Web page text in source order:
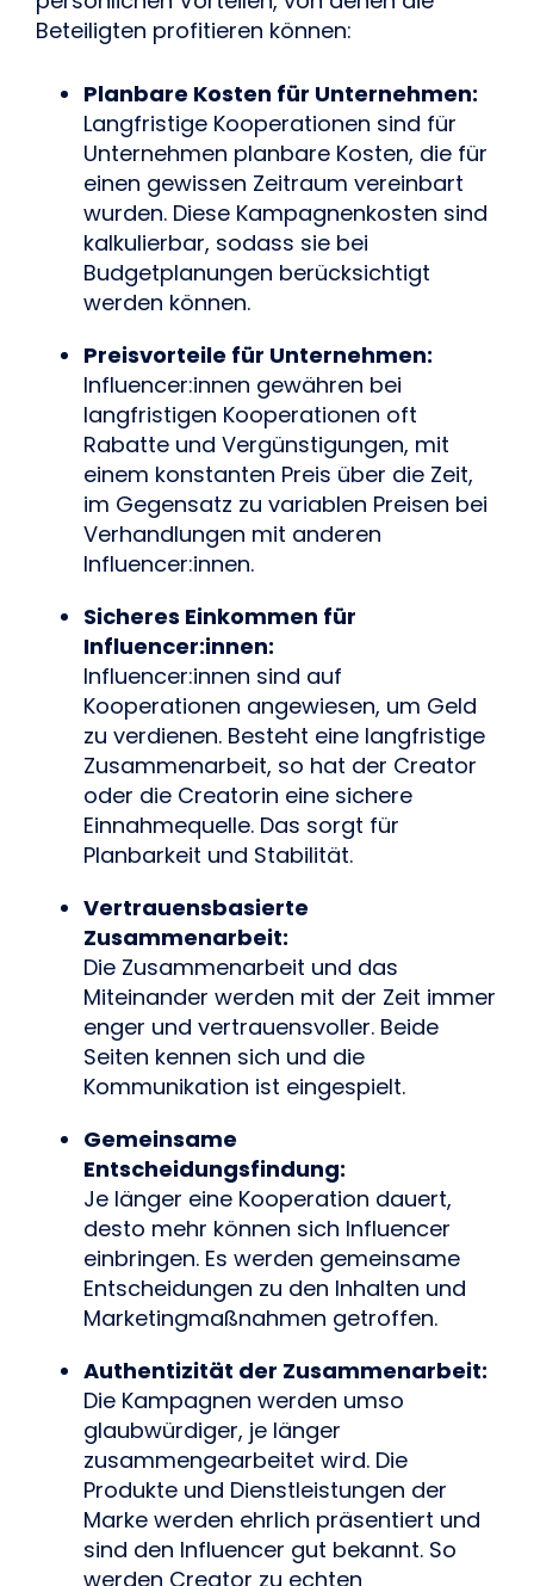
Beteiligten profitieren können:
Planbare Kosten für Unternehmen:
Langfristige Kooperationen sind für
Unternehmen planbare Kosten, die für
einen gewissen Zeitraum vereinbart
wurden. Diese Kampagnenkosten sind
kalkulierbar, sodass sie bei
Budgetplanungen berücksichtigt
werden können.
Preisvorteile für Unternehmen:
Influencer:innen gewähren bei
langfristigen Kooperationen oft
Rabatte und Vergünstigungen, mit
einem konstanten Preis über die Zeit,
im Gegensatz zu variablen Preisen bei
Verhandlungen mit anderen
Influencer:innen.
Sicheres Einkommen für
Influencer:innen:
Influencer:innen sind auf
Kooperationen angewiesen, um Geld
zu verdienen. Besteht eine langfristige
Zusammenarbeit, so hat der Creator
oder die Creatorin eine sichere
Einnahmequelle. Das sorgt für
Planbarkeit und Stabilität.
Vertrauensbasierte
Zusammenarbeit:
Die Zusammenarbeit und das
Miteinander werden mit der Zeit immer
enger und vertrauensvoller. Beide
Seiten kennen sich und die
Kommunikation ist eingespielt.
Gemeinsame
Entscheidungsfindung:
Je länger eine Kooperation dauert,
desto mehr können sich Influencer
einbringen. Es werden gemeinsame
Entscheidungen zu den Inhalten und
Marketingmaßnahmen getroffen.
Authentizität der Zusammenarbeit:
Die Kampagnen werden umso
glaubwürdiger, je länger
zusammengearbeitet wird. Die
Produkte und Dienstleistungen der
Marke werden ehrlich präsentiert und
sind den Influencer gut bekannt. So
werden Creator zu echten